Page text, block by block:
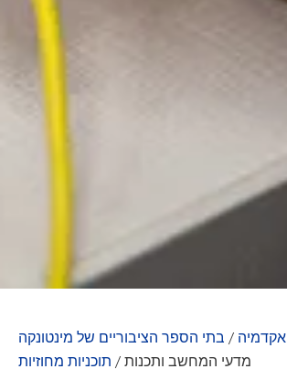
בתי הספר הציבוריים של מינטונקה / אקדמיה
תוכניות מחוזיות /מדעי המחשב ותכנות